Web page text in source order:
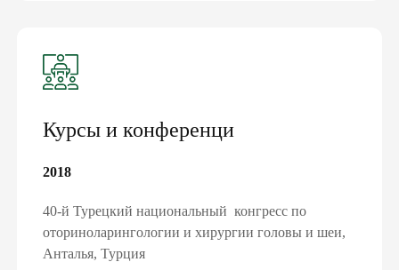
Курсы и конференци
2018
40-й Турецкий национальный конгресс по
оториноларингологии и хирургии головы и шеи,
Анталья, Турция
СЕМЕЙНЫМ ДОКТОРОМ И ПОЛУЧИ
терапевта
справки и больничные
электронные направления